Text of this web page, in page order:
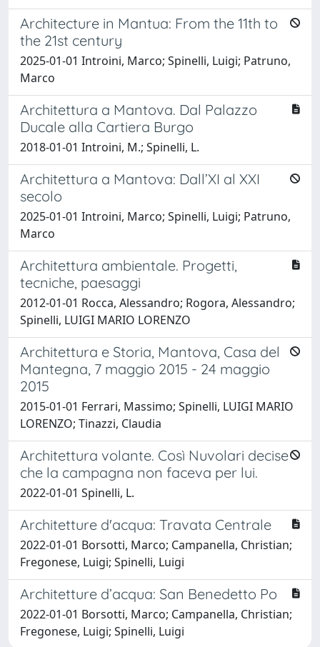
Architecture in Mantua: From the 11th to
the 21st century
2025-01-01 Introini, Marco; Spinelli, Luigi; Patruno,
Marco
Architettura a Mantova. Dal Palazzo
Ducale alla Cartiera Burgo
2018-01-01 Introini, M.; Spinelli, L.
Architettura a Mantova: Dall’XI al XXI
secolo
2025-01-01 Introini, Marco; Spinelli, Luigi; Patruno,
Marco
Architettura ambientale. Progetti,
tecniche, paesaggi
2012-01-01 Rocca, Alessandro; Rogora, Alessandro;
Spinelli, LUIGI MARIO LORENZO
Architettura e Storia, Mantova, Casa del
Mantegna, 7 maggio 2015 - 24 maggio
2015
2015-01-01 Ferrari, Massimo; Spinelli, LUIGI MARIO
LORENZO; Tinazzi, Claudia
Architettura volante. Così Nuvolari decise
che la campagna non faceva per lui.
2022-01-01 Spinelli, L.
Architetture d'acqua: Travata Centrale
2022-01-01 Borsotti, Marco; Campanella, Christian;
Fregonese, Luigi; Spinelli, Luigi
Architetture d’acqua: San Benedetto Po
2022-01-01 Borsotti, Marco; Campanella, Christian;
Fregonese, Luigi; Spinelli, Luigi